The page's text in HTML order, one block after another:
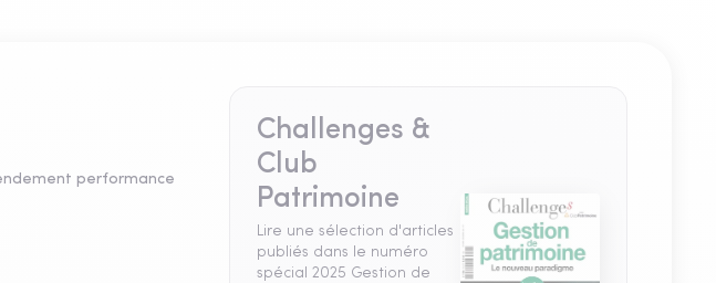
Challenges &
Club
Patrimoine
Lire une sélection d'articles
publiés dans le numéro
spécial 2025 Gestion de